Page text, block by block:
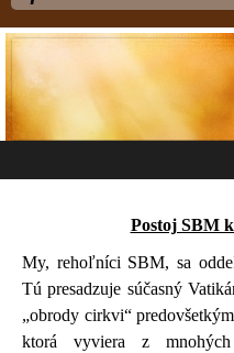
Postoj SBM
My, rehoľníci SBM, sa
Tú presadzuje súčasný
„obrody cirkvi“
ktorá vyviera z mnohých